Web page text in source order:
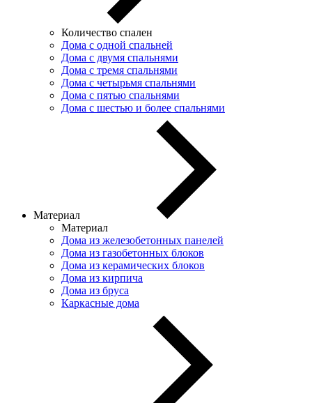
Количество спален
Дома с одной спальней
Дома с двумя спальнями
Дома с тремя спальнями
Дома с четырьмя спальнями
Дома с пятью спальнями
Дома с шестью и более спальнями
Материал
Материал
Дома из железобетонных панелей
Дома из газобетонных блоков
Дома из керамических блоков
Дома из кирпича
Дома из бруса
Каркасные дома